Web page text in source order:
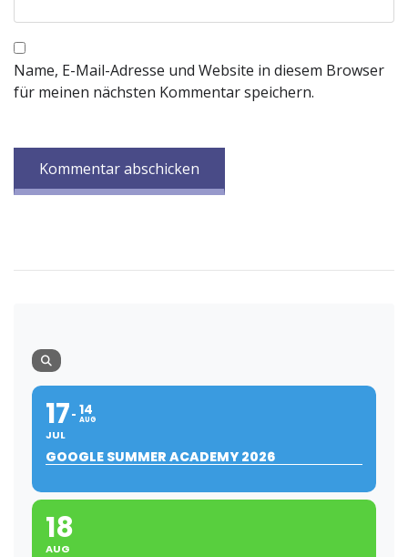
Name, E-Mail-Adresse und Website in diesem Browser
für meinen nächsten Kommentar speichern.
17
JUL
14
AUG
GOOGLE SUMMER ACADEMY 2026
18
AUG